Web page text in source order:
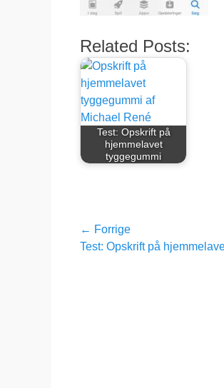
Related Posts:
Test: Opskrift på
hjemmelavet
tyggegummi
← Forrige
Forrige
Test: Opskrift på